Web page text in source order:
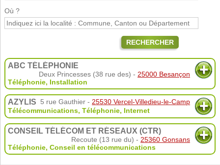
Où ?
RECHERCHER
ABC TÉLÉPHONIE
Deux Princesses (38 rue des) - 25000 Besançon
Téléphonie, Installation
AZYLIS 5 rue Gauthier - 25530 Vercel-Villedieu-le-Camp
Télécommunications, Téléphonie, Internet
CONSEIL TÉLÉCOM ET RÉSEAUX (CTR)
Recoute (13 rue du) - 25360 Gonsans
Téléphonie, Conseil en télécommunications